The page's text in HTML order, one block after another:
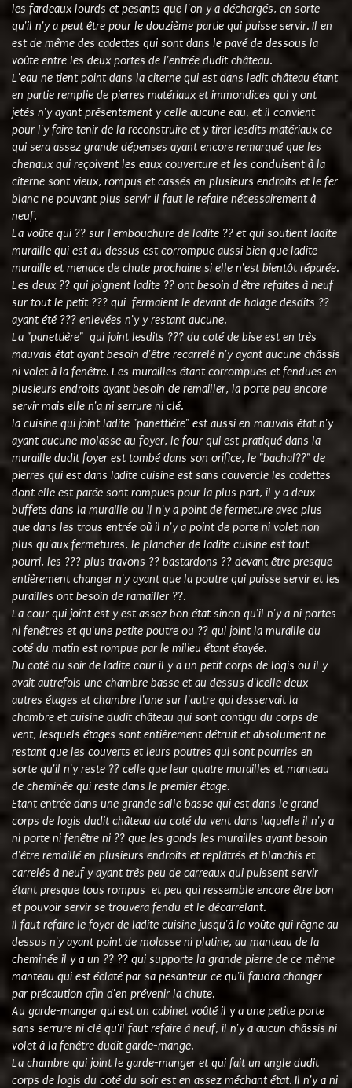
les fardeaux lourds et pesants que l'on y a déchargés, en sorte
qu'il n'y a peut être pour le douzième partie qui puisse servir. Il en
est de même des cadettes qui sont dans le pavé de dessous la
voûte entre les deux portes de l'entrée dudit château.
L'eau ne tient point dans la citerne qui est dans ledit château étant
en partie remplie de pierres matériaux et immondices qui y ont
jetés n'y ayant présentement y celle aucune eau, et il convient
pour l'y faire tenir de la reconstruire et y tirer lesdits matériaux ce
qui sera assez grande dépenses ayant encore remarqué que les
chenaux qui reçoivent les eaux couverture et les conduisent à la
citerne sont vieux, rompus et cassés en plusieurs endroits et le fer
blanc ne pouvant plus servir il faut le refaire nécessairement à
neuf.
La voûte qui ?? sur l'embouchure de ladite ?? et qui soutient ladite
muraille qui est au dessus est corrompue aussi bien que ladite
muraille et menace de chute prochaine si elle n'est bientôt réparée.
Les deux ?? qui joignent ladite ?? ont besoin d'être refaites à neuf
sur tout le petit ??? qui fermaient le devant de halage desdits ??
ayant été ??? enlevées n'y y restant aucune.
La "panettière" qui joint lesdits ??? du coté de bise est en très
mauvais état ayant besoin d'être recarrelé n'y ayant aucune châssis
ni volet à la fenêtre. Les murailles étant corrompues et fendues en
plusieurs endroits ayant besoin de remailler, la porte peu encore
servir mais elle n'a ni serrure ni clé.
la cuisine qui joint ladite "panettière" est aussi en mauvais état n'y
ayant aucune molasse au foyer, le four qui est pratiqué dans la
muraille dudit foyer est tombé dans son orifice, le "bachal??" de
pierres qui est dans ladite cuisine est sans couvercle les cadettes
dont elle est parée sont rompues pour la plus part, il y a deux
buffets dans la muraille ou il n'y a point de fermeture avec plus
que dans les trous entrée où il n'y a point de porte ni volet non
plus qu'aux fermetures, le plancher de ladite cuisine est tout
pourri, les ??? plus travons ?? bastardons ?? devant être presque
entièrement changer n'y ayant que la poutre qui puisse servir et les
purailles ont besoin de ramailler ??.
La cour qui joint est y est assez bon état sinon qu'il n'y a ni portes
ni fenêtres et qu'une petite poutre ou ?? qui joint la muraille du
coté du matin est rompue par le milieu étant étayée.
Du coté du soir de ladite cour il y a un petit corps de logis ou il y
avait autrefois une chambre basse et au dessus d'icelle deux
autres étages et chambre l'une sur l'autre qui desservait la
chambre et cuisine dudit château qui sont contigu du corps de
vent, lesquels étages sont entièrement détruit et absolument ne
restant que les couverts et leurs poutres qui sont pourries en
sorte qu'il n'y reste ?? celle que leur quatre murailles et manteau
de cheminée qui reste dans le premier étage.
Etant entrée dans une grande salle basse qui est dans le grand
corps de logis dudit château du coté du vent dans laquelle il n'y a
ni porte ni fenêtre ni ?? que les gonds les murailles ayant besoin
d'être remaillé en plusieurs endroits et replâtrés et blanchis et
carrelés à neuf y ayant très peu de carreaux qui puissent servir
étant presque tous rompus et peu qui ressemble encore être bon
et pouvoir servir se trouvera fendu et le décarrelant.
Il faut refaire le foyer de ladite cuisine jusqu'à la voûte qui règne au
dessus n'y ayant point de molasse ni platine, au manteau de la
cheminée il y a un ?? ?? qui supporte la grande pierre de ce même
manteau qui est éclaté par sa pesanteur ce qu'il faudra changer
par précaution afin d'en prévenir la chute.
Au garde-manger qui est un cabinet voûté il y a une petite porte
sans serrure ni clé qu'il faut refaire à neuf, il n'y a aucun châssis ni
volet à la fenêtre dudit garde-mange.
La chambre qui joint le garde-manger et qui fait un angle dudit
corps de logis du coté du soir est en assez méchant état. Il n'y a ni